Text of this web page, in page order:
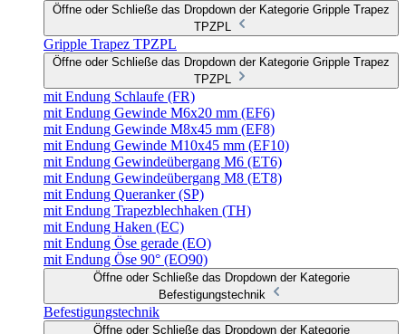
Öffne oder Schließe das Dropdown der Kategorie Gripple Trapez
TPZPL
Gripple Trapez TPZPL
Öffne oder Schließe das Dropdown der Kategorie Gripple Trapez
TPZPL
mit Endung Schlaufe (FR)
mit Endung Gewinde M6x20 mm (EF6)
mit Endung Gewinde M8x45 mm (EF8)
mit Endung Gewinde M10x45 mm (EF10)
mit Endung Gewindeübergang M6 (ET6)
mit Endung Gewindeübergang M8 (ET8)
mit Endung Queranker (SP)
mit Endung Trapezblechhaken (TH)
mit Endung Haken (EC)
mit Endung Öse gerade (EO)
mit Endung Öse 90° (EO90)
Öffne oder Schließe das Dropdown der Kategorie
Befestigungstechnik
Befestigungstechnik
Öffne oder Schließe das Dropdown der Kategorie